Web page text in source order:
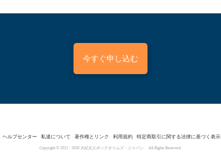
今すぐ申し込む
ヘルプセンター 私達について 著作権とリンク 利用規約 特定商取引に関する法律に基づく表示
Copyright © 2022 - 2026 大紀元エポックタイムズ・ジャパン. All Rights Reserved.